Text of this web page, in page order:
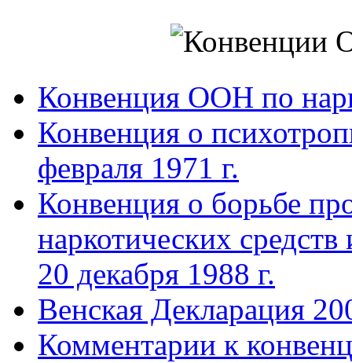
Конвенция ООН по
Конвенция о
февраля 1971 г.
Конвенция о борьбе
наркотических
20 декабря 1988 г.
Венская Декларация
Комментарии к